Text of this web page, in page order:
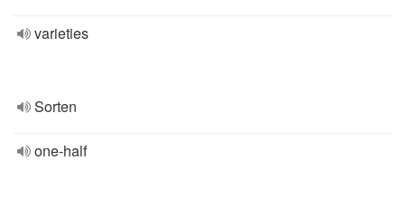
varieties
Sorten
one-half